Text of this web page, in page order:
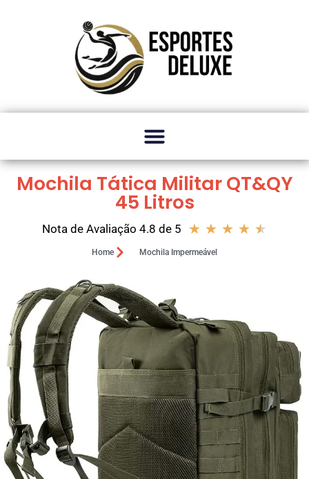
Mochila Tática Militar QT&QY
45 Litros
Nota de Avaliação 4.8 de 5 ★ ★ ★ ★ ★
Home Mochila Impermeável